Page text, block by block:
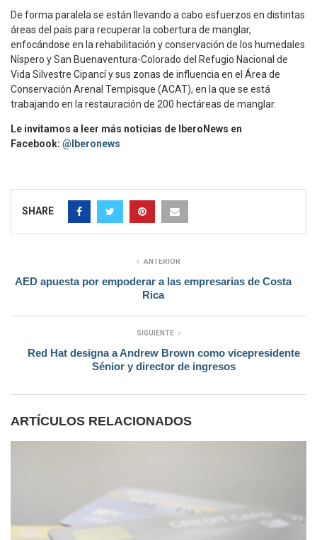
De forma paralela se están llevando a cabo esfuerzos en distintas
áreas del país para recuperar la cobertura de manglar,
enfocándose en la rehabilitación y conservación de los humedales
Níspero y San Buenaventura-Colorado del Refugio Nacional de
Vida Silvestre Cipancí y sus zonas de influencia en el Área de
Conservación Arenal Tempisque (ACAT), en la que se está
trabajando en la restauración de 200 hectáreas de manglar.
Le invitamos a leer más noticias de IberoNews en
Facebook: @Iberonews
SHARE
ANTERIOR
AED apuesta por empoderar a las empresarias de Costa
Rica
SIGUIENTE
Red Hat designa a Andrew Brown como vicepresidente
Sénior y director de ingresos
ARTÍCULOS RELACIONADOS